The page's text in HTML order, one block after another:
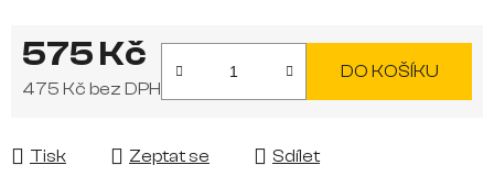
575 Kč
475 Kč bez DPH
DO KOŠÍKU
Tisk Zeptat se Sdílet